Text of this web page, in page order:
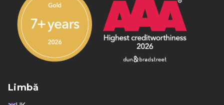
Limbă